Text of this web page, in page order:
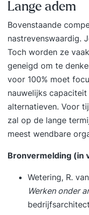
Lange adem
Bovenstaande
nastrevenswaardig.
Toch worden ze
geneigd om te
voor 100% moet
nauwelijks
alternatieven. Voor
zal op de lange
meest wendbare
Bronvermelding (in
Wetering, R.
Werken onder